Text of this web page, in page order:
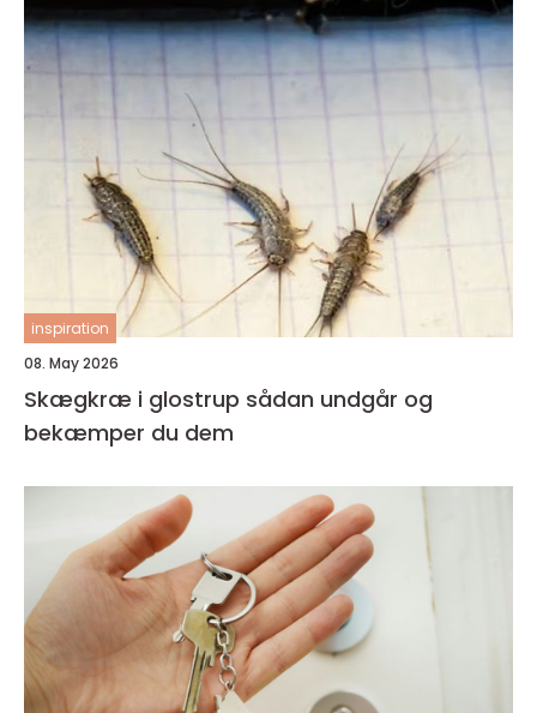
inspiration
08. May 2026
Skægkræ i glostrup sådan undgår og
bekæmper du dem